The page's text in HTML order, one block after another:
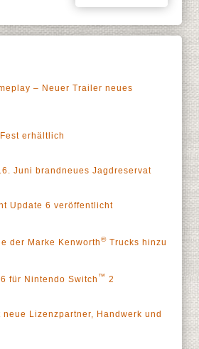
– Neuer Trailer neues
erhältlich
Juni brandneues Jagdreservat
Update 6 veröffentlicht
der Marke Kenworth® Trucks hinzu
für Nintendo Switch ™ 2
Lizenzpartner, Handwerk und